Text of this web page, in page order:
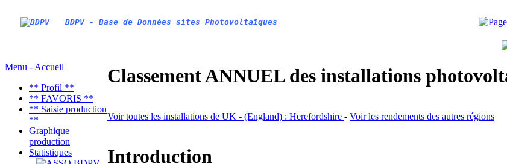
BDPV - Base de Données sites Photovoltaïques
Menu - Accueil
** Profil **
** FAVORIS **
** Saisie production
**
Graphique
production
Statistiques
Classement ANNUEL des installations
Voir toutes les installations de UK - (England) : Herefordshire - Voir les rendements des autres régions
Introduction